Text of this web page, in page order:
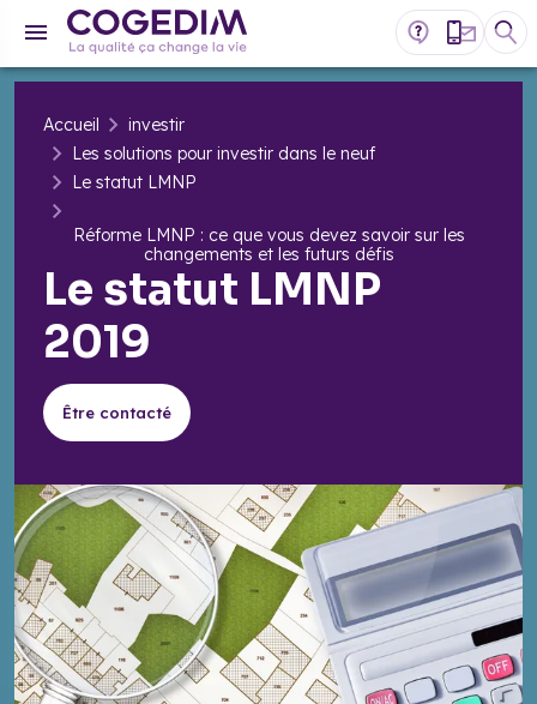
Accueil
investir
Les solutions pour investir dans le neuf
Le statut LMNP
Réforme LMNP : ce que vous devez savoir sur les
changements et les futurs défis
Le statut LMNP
2019
Être contacté